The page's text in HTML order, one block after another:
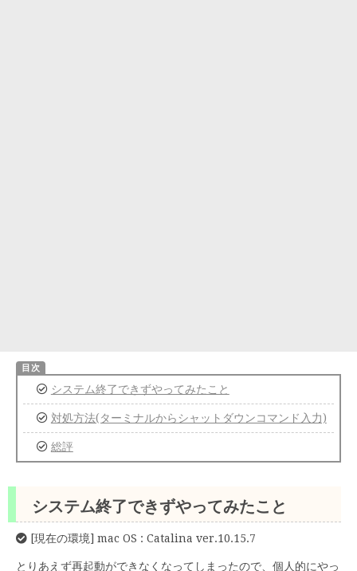
システム終了できずやってみたこと
対処方法(ターミナルからシャットダウンコマンド入力)
総評
システム終了できずやってみたこと
[現在の環境] mac OS : Catalina ver.10.15.7
とりあえず再起動ができなくなってしまったので、個人的にやっ